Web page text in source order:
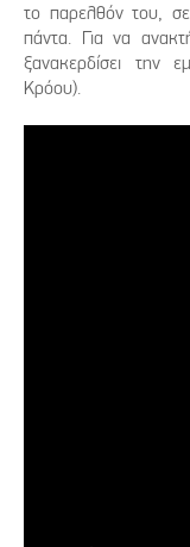
το παρελθόν του,
πάντα. Για να
ξανακερδίσει την
Κρόου).